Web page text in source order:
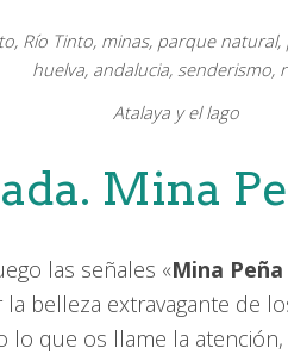
Atalaya y el lago
Mina
las señales «Mina
belleza extravagante de
que os llame la atención,